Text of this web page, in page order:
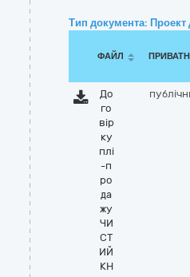
Тип документа: Проект
ФАЙЛ
До
го
вір
ку
плі
-п
ро
да
жу
ЧИ
СТ
ИЙ
КН